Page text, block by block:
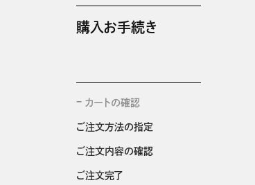
購入お手続き
カートの確認
ご注文方法の指定
ご注文内容の確認
ご注文完了